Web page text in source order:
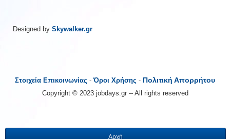
Designed by Skywalker.gr
Στοιχεία Επικοινωνίας -Όροι Χρήσης - Πολιτική Απορρήτου
Copyright © 2023 jobdays.gr -- All rights reserved
Αρχή